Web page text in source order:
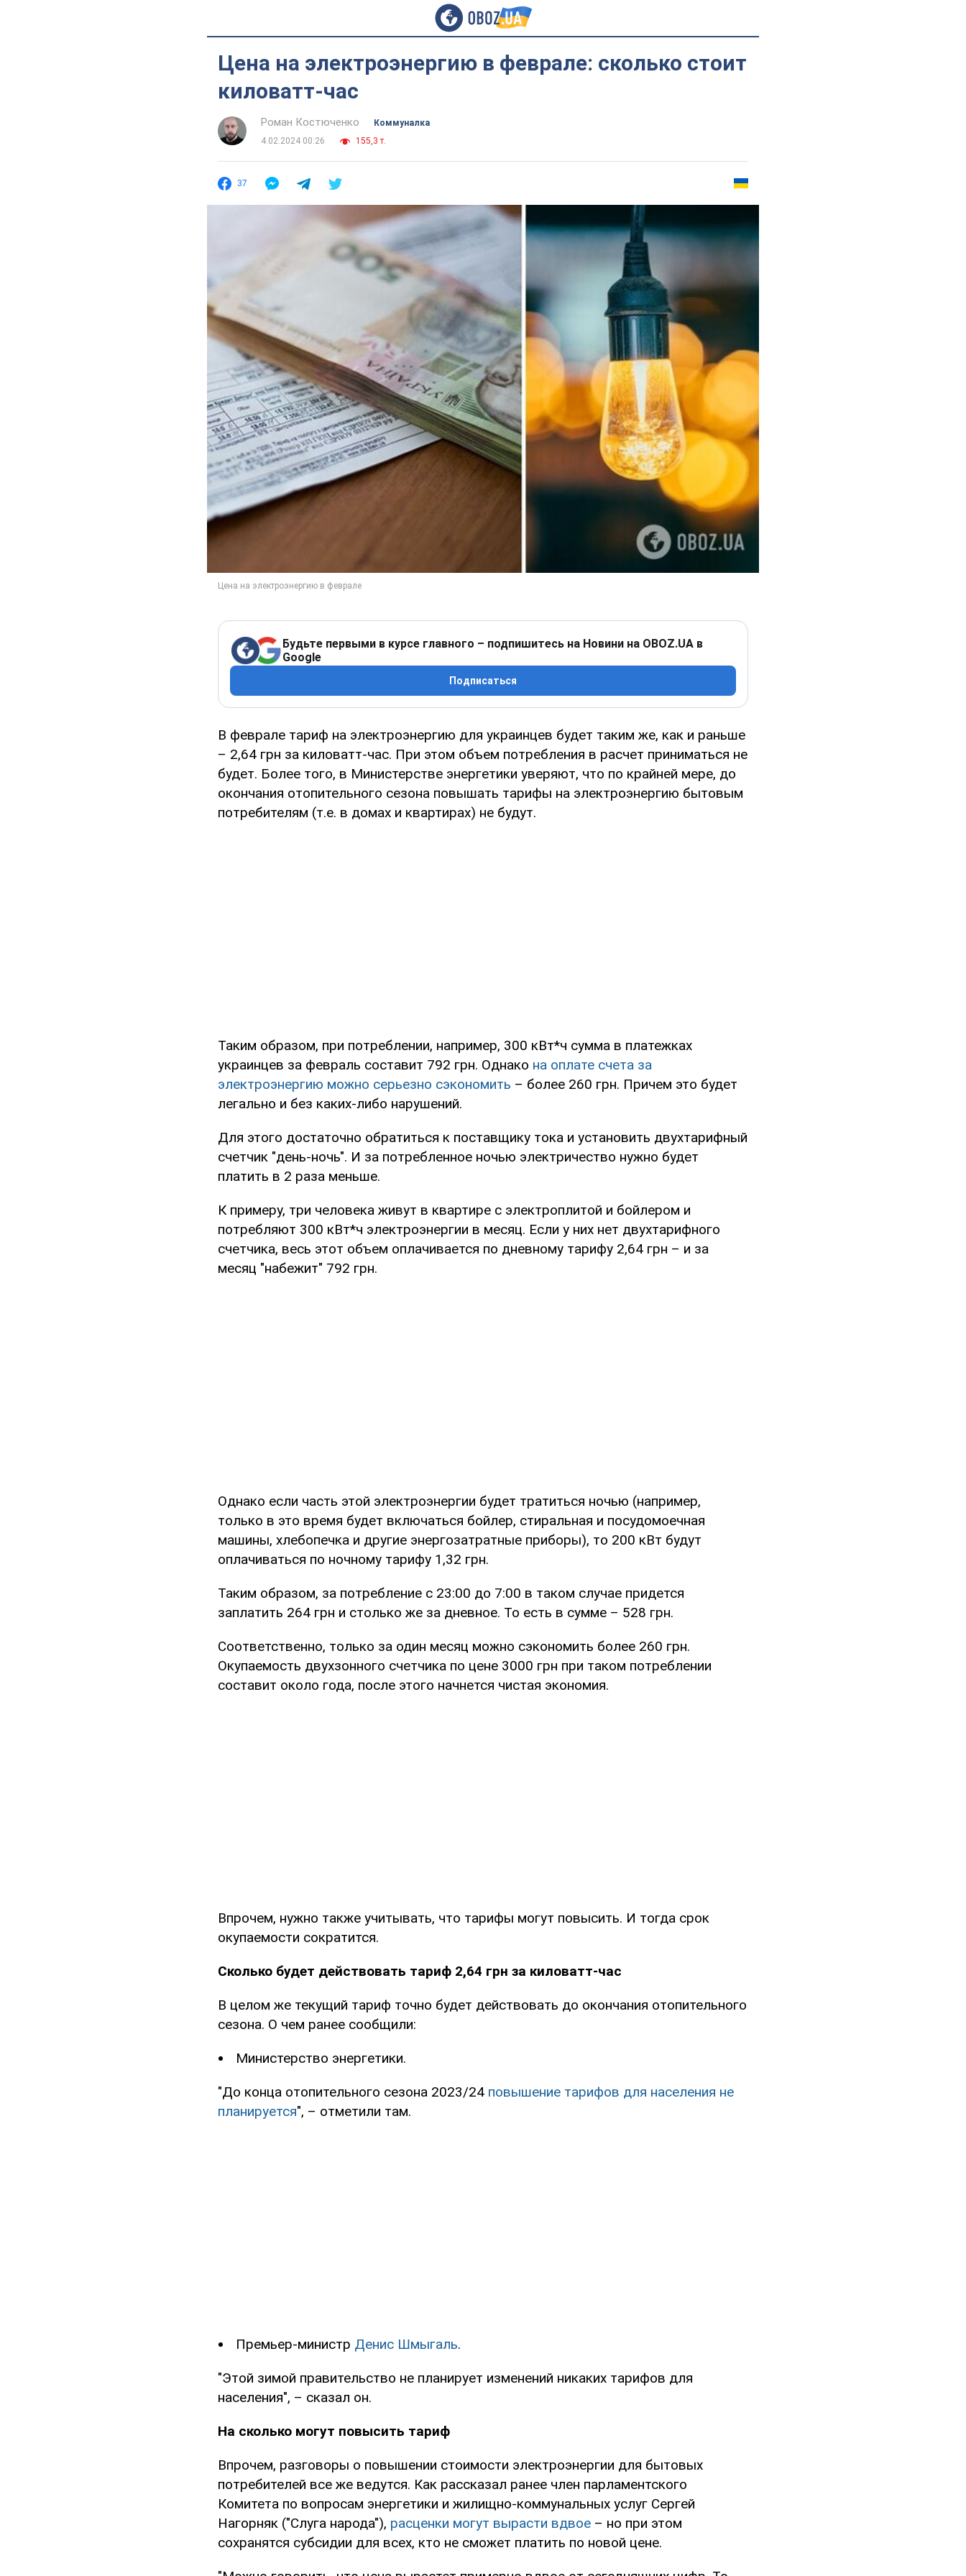
Цена на электроэнергию в феврале: сколько стоит
киловатт-час
Роман Костюченко
Коммуналка
4.02.2024 00:26
155,3 т.
37
Будьте первыми в курсе главного – подпишитесь на Новини на OBOZ.UA в
Google
Подписаться
В феврале тариф на электроэнергию для украинцев будет таким же, как и раньше
– 2,64 грн за киловатт-час. При этом объем потребления в расчет приниматься не
будет. Более того, в Министерстве энергетики уверяют, что по крайней мере, до
окончания отопительного сезона повышать тарифы на электроэнергию бытовым
потребителям (т.е. в домах и квартирах) не будут.
Таким образом, при потреблении, например, 300 кВт*ч сумма в платежках
украинцев за февраль составит 792 грн. Однако на оплате счета за
электроэнергию можно серьезно сэкономить – более 260 грн. Причем это будет
легально и без каких-либо нарушений.
Для этого достаточно обратиться к поставщику тока и установить двухтарифный
счетчик "день-ночь". И за потребленное ночью электричество нужно будет
платить в 2 раза меньше.
К примеру, три человека живут в квартире с электроплитой и бойлером и
потребляют 300 кВт*ч электроэнергии в месяц. Если у них нет двухтарифного
счетчика, весь этот объем оплачивается по дневному тарифу 2,64 грн – и за
месяц "набежит" 792 грн.
Однако если часть этой электроэнергии будет тратиться ночью (например,
только в это время будет включаться бойлер, стиральная и посудомоечная
машины, хлебопечка и другие энергозатратные приборы), то 200 кВт будут
оплачиваться по ночному тарифу 1,32 грн.
Таким образом, за потребление с 23:00 до 7:00 в таком случае придется
заплатить 264 грн и столько же за дневное. То есть в сумме – 528 грн.
Соответственно, только за один месяц можно сэкономить более 260 грн.
Окупаемость двухзонного счетчика по цене 3000 грн при таком потреблении
составит около года, после этого начнется чистая экономия.
Впрочем, нужно также учитывать, что тарифы могут повысить. И тогда срок
окупаемости сократится.
Сколько будет действовать тариф 2,64 грн за киловатт-час
В целом же текущий тариф точно будет действовать до окончания отопительного
сезона. О чем ранее сообщили:
Министерство энергетики.
"До конца отопительного сезона 2023/24 повышение тарифов для населения не
планируется", – отметили там.
Премьер-министр Денис Шмыгаль.
"Этой зимой правительство не планирует изменений никаких тарифов для
населения", – сказал он.
На сколько могут повысить тариф
Впрочем, разговоры о повышении стоимости электроэнергии для бытовых
потребителей все же ведутся. Как рассказал ранее член парламентского
Комитета по вопросам энергетики и жилищно-коммунальных услуг Сергей
Нагорняк ("Слуга народа"), расценки могут вырасти вдвое – но при этом
сохранятся субсидии для всех, кто не сможет платить по новой цене.